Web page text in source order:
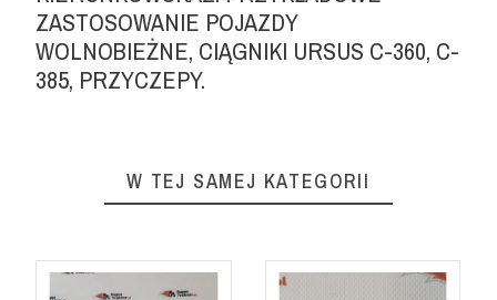
ZASTOSOWANIE POJAZDY
WOLNOBIEŻNE, CIĄGNIKI URSUS C-360, C-
385, PRZYCZEPY.
W TEJ SAMEJ KATEGORII